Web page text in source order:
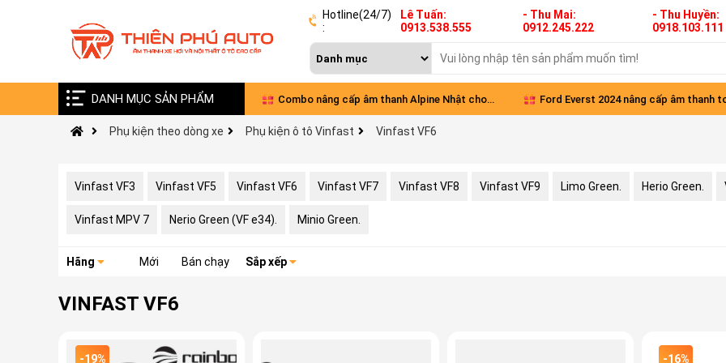
Hotline(24/7)
:
Lê Tuấn:
0913.538.555
- Thu Mai:
0912.245.222
- Thu Huyền:
0918.103.111
DANH MỤC SẢN PHẨM
Vinfast VF9 nâng cấp âm thanh Đức - Pháp Combo nâng cấp âm thanh Alpine Nhật cho
xe VinFast Limo Green
Ford Everst 2024 nâng cấp âm thanh
Phụ kiện theo dòng xe Phụ kiện ô tô Vinfast Vinfast VF6
Vinfast VF3 Vinfast VF5 Vinfast VF6 Vinfast VF7 Vinfast VF8 Vinfast VF9 Limo Green. Herio Green.
Vinfast MPV 7 Nerio Green (VF e34). Minio Green.
Hãng Mới Bán chạy Sắp xếp
VINFAST VF6
-19% -16%